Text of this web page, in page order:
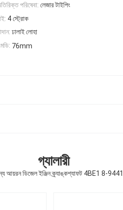
পরিষেবা: লেজার টাইপিং
4 স্ট্রোক
ঢালাই লোহা
76mm
গ্যালারী
আয়রন ডিজেল ইঞ্জিন ক্র্যাঙ্কশ্যাফট 4BE1 8-